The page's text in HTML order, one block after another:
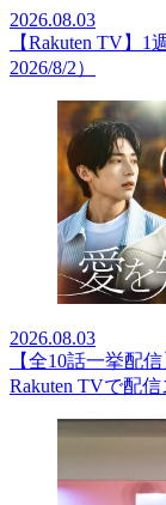
2026.08.03
【Rakuten TV】
2026/8/2）
2026.08.03
【全10話一挙配
Rakuten TVで配信